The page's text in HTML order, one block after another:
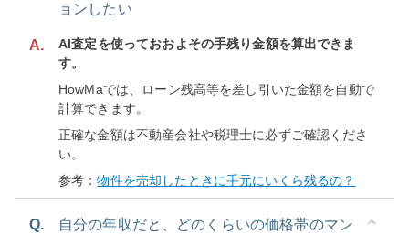
ョンしたい
A.
AI査定を使っておおよその手残り金額を算出できま
す。
HowMaでは、ローン残高等を差し引いた金額を自動で
計算できます。
正確な金額は不動産会社や税理士に必ずご確認くださ
い。
参考：物件を売却したときに手元にいくら残るの？
Q.
自分の年収だと、どのくらいの価格帯のマン